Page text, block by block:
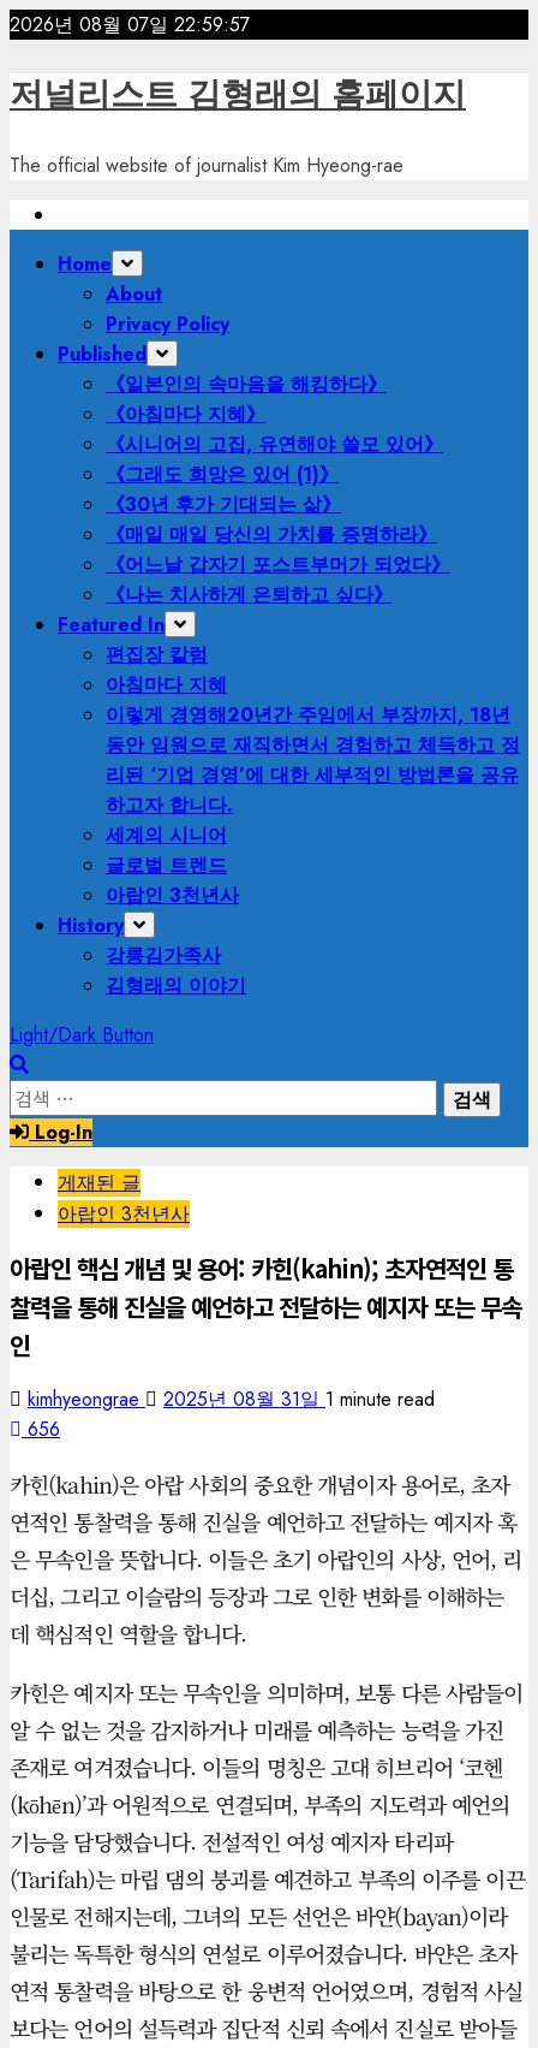
Skip
content
2026년 08월 07일 22:59:59
저널리스트 김형래의 홈페이지
The official website of journalist Kim Hyeong-rae
PrimaryHome
About
Privacy Policy
Published
《일본인의 속마음을 해킹하다》
《아침마다 지혜》
《시니어의 고집, 유연해야 쓸모 있어》
《그래도 희망은 있어 (1)》
《30년 후가 기대되는 삶》
《매일 매일 당신의 가치를 증명하라》
《어느날 갑자기 포스트부머가 되었다》
《나는 치사하게 은퇴하고 싶다》
Featured In
편집장 칼럼
아침마다 지혜
이렇게 경영해20년간 주임에서 부장까지, 18년
동안 임원으로 재직하면서 경험하고 체득하고 정
리된 ‘기업 경영’에 대한 세부적인 방법론을 공유
하고자 합니다.
세계의 시니어
글로벌 트렌드
아랍인 3천년사
History
강릉김가족사
김형래의 이야기
Light/Dark Button
검
색:Log-In
게재된 글
아랍인 3천년사
아랍인 핵심 개념 및 용어: 카힌(kahin); 초자연적인 통
찰력을 통해 진실을 예언하고 전달하는 예지자 또는 무속
인
kimhyeongrae 2025년 08월 31일 1 minute read
656
카힌(kahin)은 아랍 사회의 중요한 개념이자 용어로, 초자
연적인 통찰력을 통해 진실을 예언하고 전달하는 예지자 혹
은 무속인을 뜻합니다. 이들은 초기 아랍인의 사상, 언어, 리
더십, 그리고 이슬람의 등장과 그로 인한 변화를 이해하는
데 핵심적인 역할을 합니다.
카힌은 예지자 또는 무속인을 의미하며, 보통 다른 사람들이
알 수 없는 것을 감지하거나 미래를 예측하는 능력을 가진
존재로 여겨졌습니다. 이들의 명칭은 고대 히브리어 ‘코헨
(kōhēn)’과 어원적으로 연결되며, 부족의 지도력과 예언의
기능을 담당했습니다. 전설적인 여성 예지자 타리파
(Tarifah)는 마립 댐의 붕괴를 예견하고 부족의 이주를 이끈
인물로 전해지는데, 그녀의 모든 선언은 바얀(bayan)이라
불리는 독특한 형식의 연설로 이루어졌습니다. 바얀은 초자
연적 통찰력을 바탕으로 한 웅변적 언어였으며, 경험적 사실
보다는 언어의 설득력과 집단적 신뢰 속에서 진실로 받아들